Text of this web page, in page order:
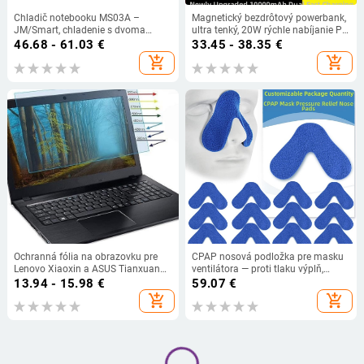
Chladič notebooku MS03A –
JM/Smart, chladenie s dvoma
ventilátormi, kovová sieť + ABS
46.68 - 61.03 €
add_shopping_cart
Magnetický bezdrôtový powerbank,
ultra tenký, 20W rýchle nabíjanie PD,
MagSafe, kovové puzdro
33.45 - 38.35 €
add_shopping_cart
Ochranná fólia na obrazovku pre
Lenovo Xiaoxin a ASUS Tianxuan
5/Pro, proti modrému svetlu, HD
antireflexná a proti oslneniu
13.94 - 15.98 €
add_shopping_cart
CPAP nosová podložka pre masku
ventilátora — proti tlaku výplň,
zamatový materiál, hmotnosť 2,
59.07 €
add_shopping_cart